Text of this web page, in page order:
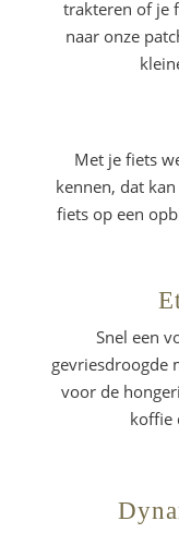
trakteren of je
naar onze
Met je fiets
kennen, dat
fiets op een
Snel een
gevriesdroogde
voor de
koffie